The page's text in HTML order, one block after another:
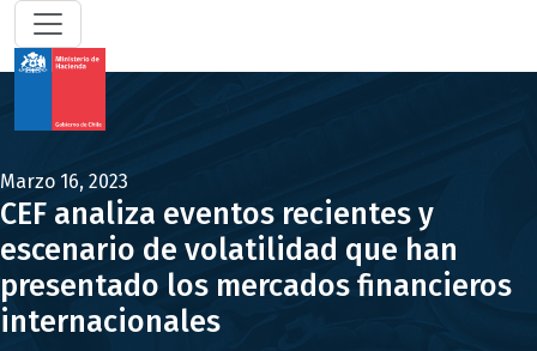
Marzo 16, 2023
CEF analiza eventos recientes y
escenario de volatilidad que han
presentado los mercados financieros
internacionales